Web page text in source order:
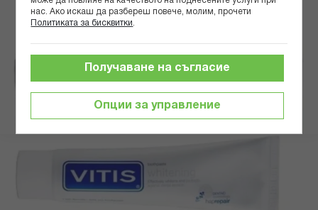
края
галерията
на
изображенията
нас. Ако искаш да разбереш повече, молим, прочети
Политиката за бисквитки
Опции за управление
Получаване на съгласие